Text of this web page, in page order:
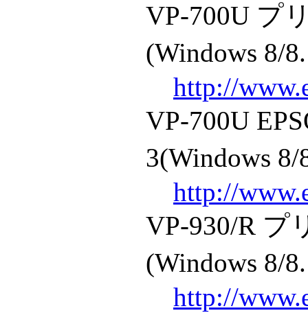
VP-700U プ
(Windows 8/
http://
VP-700U
3(Windows
http://
VP-930/R プ
(Windows 8/
http://